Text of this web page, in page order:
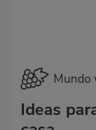
Mundo
Ideas